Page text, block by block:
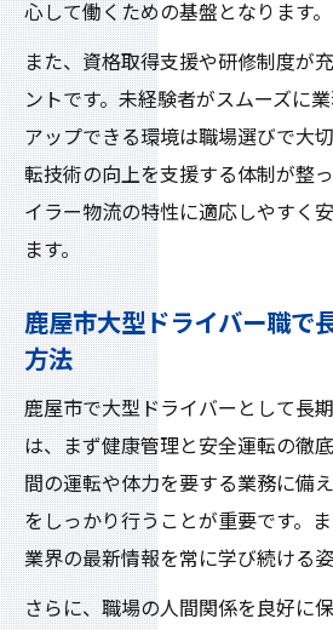
心して働くための基盤となります。
また、資格取得支援や研修制度が
ントです。未経験者がスムーズに
アップできる環境は職場選びで大
転技術の向上を支援する体制が整
イラー物流の特性に適応しやすく
ます。
鹿屋市大型ドライバー職で
方法
鹿屋市で大型ドライバーとして長
は、まず健康管理と安全運転の徹
間の運転や体力を要する業務に備
をしっかり行うことが重要です。
業界の最新情報を常に学び続ける姿
さらに、職場の人間関係を良好に